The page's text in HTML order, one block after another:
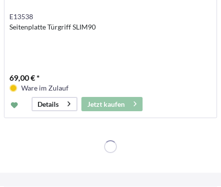
E13538
Seitenplatte Türgriff SLIM90
69,00 € *
Ware im Zulauf
Details
Jetzt kaufen